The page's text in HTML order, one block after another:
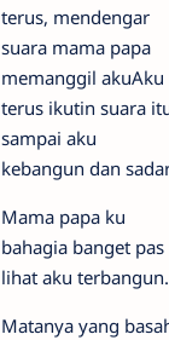
terus, mendengar
suara mama papa
memanggil akuAku
terus ikutin suara
sampai aku
kebangun dan
Mama papa ku
bahagia banget pas
lihat aku terbangun.
Matanya yang